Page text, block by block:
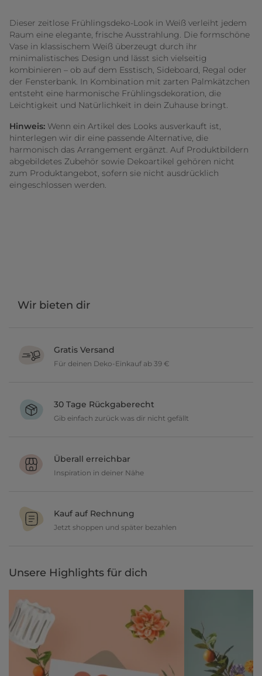
Dieser zeitlose Frühlingsdeko-Look in Weiß verleiht jedem
Raum eine elegante, frische Ausstrahlung. Die formschöne
Vase in klassischem Weiß überzeugt durch ihr
minimalistisches Design und lässt sich vielseitig
kombinieren – ob auf dem Esstisch, Sideboard, Regal oder
der Fensterbank. In Kombination mit zarten Palmkätzchen
entsteht eine harmonische Frühlingsdekoration, die
Leichtigkeit und Natürlichkeit in dein Zuhause bringt.
Hinweis: Wenn ein Artikel des Looks ausverkauft ist,
hinterlegen wir dir eine passende Alternative, die
harmonisch das Arrangement ergänzt. Auf Produktbildern
abgebildetes Zubehör sowie Dekoartikel gehören nicht
zum Produktangebot, sofern sie nicht ausdrücklich
eingeschlossen werden.
Wir bieten dir
Gratis Versand
Für deinen Deko-Einkauf ab 39 €
30 Tage Rückgaberecht
Gib einfach zurück was dir nicht gefällt
geben dir 30 Tage Zeit etwas zurückzusenden.
Überall erreichbar
Inspiration in deiner Nähe
und lasse dich inspirieren.
Kauf auf Rechnung
Jetzt shoppen und später bezahlen
Unsere Highlights für dich